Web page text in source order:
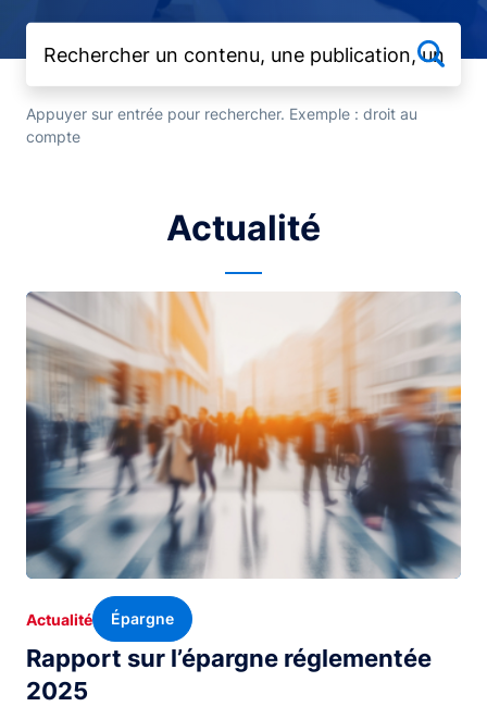
Appuyer sur entrée pour rechercher. Exemple : droit au
compte
Actualité
Image
Rapport sur l’épargne réglementée
2025
Actualité Épargne